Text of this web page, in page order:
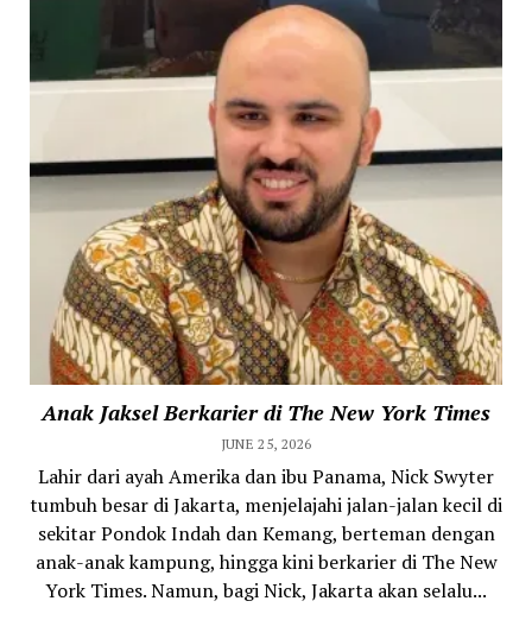
Anak Jaksel Berkarier di The New York Times
JUNE 25, 2026
Lahir dari ayah Amerika dan ibu Panama, Nick Swyter
tumbuh besar di Jakarta, menjelajahi jalan-jalan kecil di
sekitar Pondok Indah dan Kemang, berteman dengan
anak-anak kampung, hingga kini berkarier di The New
York Times. Namun, bagi Nick, Jakarta akan selalu...